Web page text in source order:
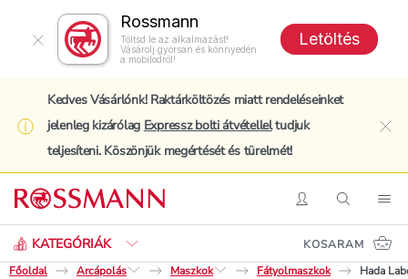
Rossmann
Töltsd le az alkalmazást!
Vásárolj gyorsan és könnyedén
a mobilodról!
Letöltés
Kedves Vásárlónk! Raktárköltözés miatt rendeléseinket
jelenleg kizárólag Expressz bolti átvételleltudjuk
teljesíteni. Köszönjük megértését és türelmét!
BelépésKeresés
KATEGÓRIÁK
Keresés
KOSARAM
Főoldal
Arcápolás Maszkok Fátyolmaszkok Hada